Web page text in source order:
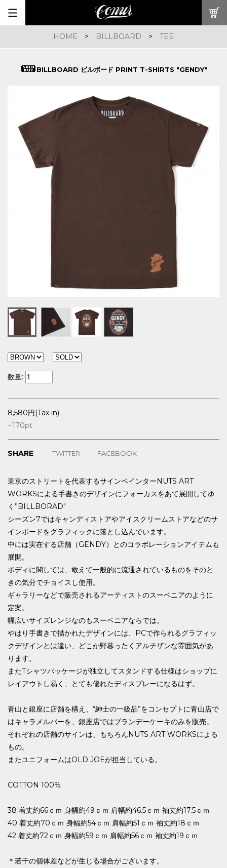
HOME > BILLBOARD > TEE
BILLBOARD ビルボード PRINT T-SHIRTS "GENDY"
数量:
8,580円(Tax in)
+170pt
SHARE TWITTER FACEBOOK
東京のストリートを代表するサインペインターNUTS ART
WORKSによる手書きのデザインにフォーカスをあて展開してゆ
く”BILLBORAD"
シーズン7ではキャンディストアやアイスクリームストアなどのサ
インボードをグラフィックに落とし込んでいます。
中には実在する店舗（GENDY）とのコラボレーションアイテムも
展開。
ボディに関しては、敢えて一般的に流通されているものをそのと
きの気分でチョイスし使用。
ギャラリーなどで販売されるアーティストのスーベニアのように
定案。
幅広いサイズレンジなのもスーベニアならでは。
やはり手書きで描かれたデザインには、PCで作られるグラフィッ
クデザインとは違い、どこか野暮ったくアルチザンな雰囲気があ
ります。
またTシャツパッケージが独立してスタンドする仕様はショップに
レイアウトし易く、とても優れたディスプレーになるはず。
青山と銀座に店舗を構え、“紳士の一級品”をコンセプトに青山店で
はキャラメルバーを、銀座店ではブランデーケーキのみを販売。
それぞれの店舗のサインは、もちろんNUTS ART WORKSによる
もの。
またユニフォームはOLD JOEが担当している。
COTTON 100%
38 着丈約66ｃｍ 身幅約49ｃｍ 肩幅約46.5ｃｍ 袖丈約17.5ｃｍ
40 着丈約70ｃｍ 身幅約54ｃｍ 肩幅約51ｃｍ 袖丈約18ｃｍ
42 着丈約72ｃｍ 身幅約59ｃｍ 肩幅約56ｃｍ 袖丈約19ｃｍ
＊若干の個体差などが生じる場合がございます。